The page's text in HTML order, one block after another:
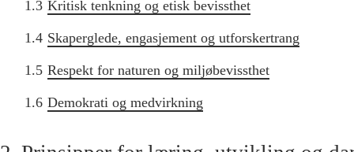
1.3 Kritisk tenkning og etisk bevissthet
1.4 Skaperglede, engasjement og utforskertrang
1.5 Respekt for naturen og miljøbevissthet
1.6 Demokrati og medvirkning